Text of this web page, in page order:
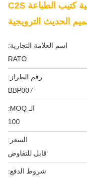
بقعة كتيب الأشعة فوق البنفسجية كتيب الطباعة C2S
الحديث الترويجية
اسم العلامة التجارية:
RATO
رقم الطراز:
BBP007
الـ MOQ:
100
السعر:
قابل للتفاوض
شروط الدفع: